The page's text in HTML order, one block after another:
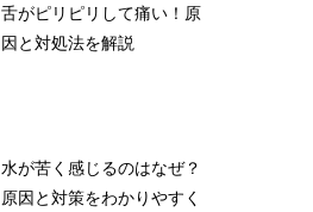
舌がピリピリして痛い！原
因と対処法を解説
水が苦く感じるのはなぜ？
原因と対策をわかりやすく